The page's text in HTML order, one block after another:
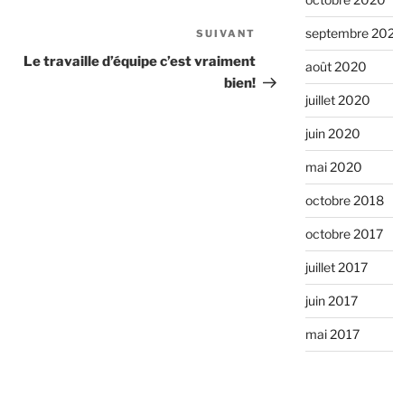
suivant
SUIVANT
Le travaille d’équipe c’est vraiment
bien!
septembre
août 2020
juillet 2020
juin 2020
mai 2020
octobre 2018
octobre 2017
juillet 2017
juin 2017
mai 2017